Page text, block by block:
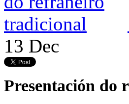
13 Dec
Presentación do